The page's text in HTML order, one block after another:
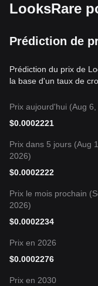
LooksRare
Prédiction de
Prédiction du prix de
la base d'un taux de
Prix aujourd'hui (Aug
$0.0002221
Prix dans 5 jours (Aug
2026)
$0.0002222
Prix le mois prochain
2026)
$0.0002234
Prix en 2026
$0.0002276
Prix en 2030